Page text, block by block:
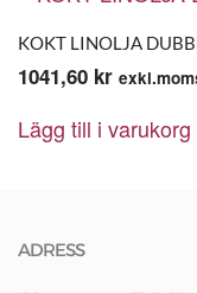
KOKT LINOLJA
1041,60 kr
Lägg till i varukorg
ADRESS